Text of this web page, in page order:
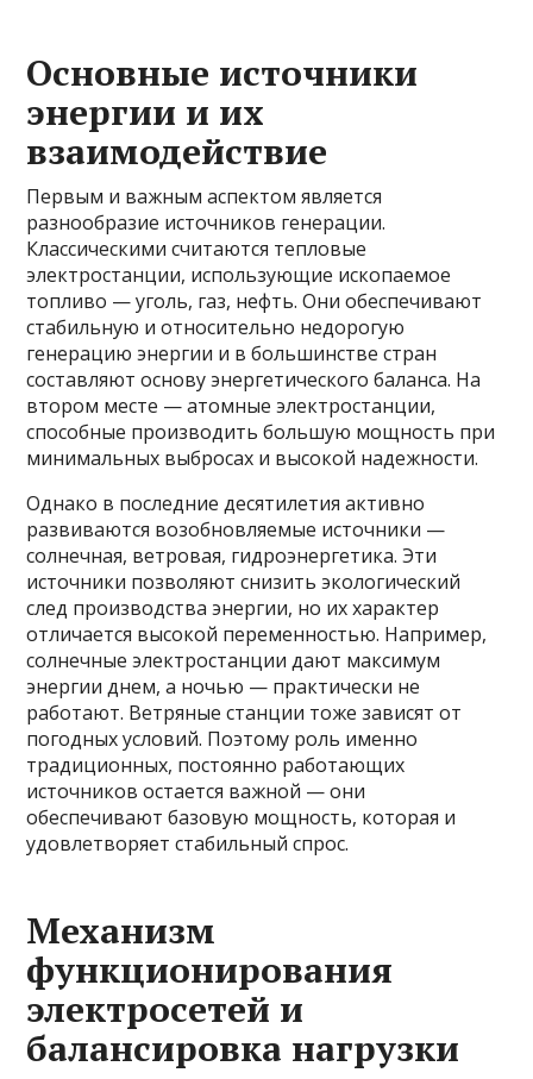
Основные источники
энергии и их
взаимодействие
Первым и важным аспектом является
разнообразие источников генерации.
Классическими считаются тепловые
электростанции, использующие ископаемое
топливо — уголь, газ, нефть. Они обеспечивают
стабильную и относительно недорогую
генерацию энергии и в большинстве стран
составляют основу энергетического баланса. На
втором месте — атомные электростанции,
способные производить большую мощность при
минимальных выбросах и высокой надежности.
Однако в последние десятилетия активно
развиваются возобновляемые источники —
солнечная, ветровая, гидроэнергетика. Эти
источники позволяют снизить экологический
след производства энергии, но их характер
отличается высокой переменностью. Например,
солнечные электростанции дают максимум
энергии днем, а ночью — практически не
работают. Ветряные станции тоже зависят от
погодных условий. Поэтому роль именно
традиционных, постоянно работающих
источников остается важной — они
обеспечивают базовую мощность, которая и
удовлетворяет стабильный спрос.
Механизм
функционирования
электросетей и
балансировка нагрузки